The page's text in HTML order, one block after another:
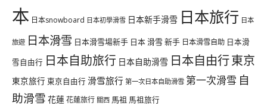
本 日本snowboard 日本初學滑雪 日本新手滑雪 日本旅行 日本
旅遊 日本滑雪 日本滑雪場新手 日本 滑雪 新手 日本滑雪自助 日本滑
雪自由行 日本自助旅行 日本自助滑雪 日本自由行東京
東京旅行 東京自由行 滑雪旅行 第一次日本自助滑雪 第一次滑雪 自
助滑雪 花蓮花蓮旅行 關西 馬祖 馬祖旅行